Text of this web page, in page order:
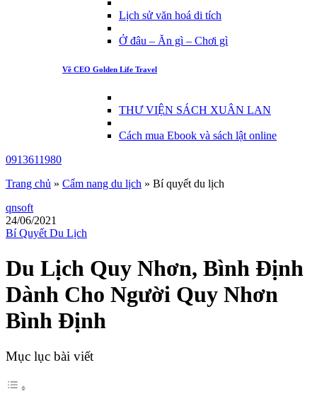
Lịch sử văn hoá di tích
Ở đâu – Ăn gì – Chơi gì
Về CEO Golden Life Travel
THƯ VIỆN SÁCH XUÂN LAN
Cách mua Ebook và sách lật online
0913611980
Trang chủ » Cẩm nang du lịch » Bí quyết du lịch
qnsoft
24/06/2021
Bí Quyết Du Lịch
Du Lịch Quy Nhơn, Bình Định
Dành Cho Người Quy Nhơn
Bình Định
Mục lục bài viết